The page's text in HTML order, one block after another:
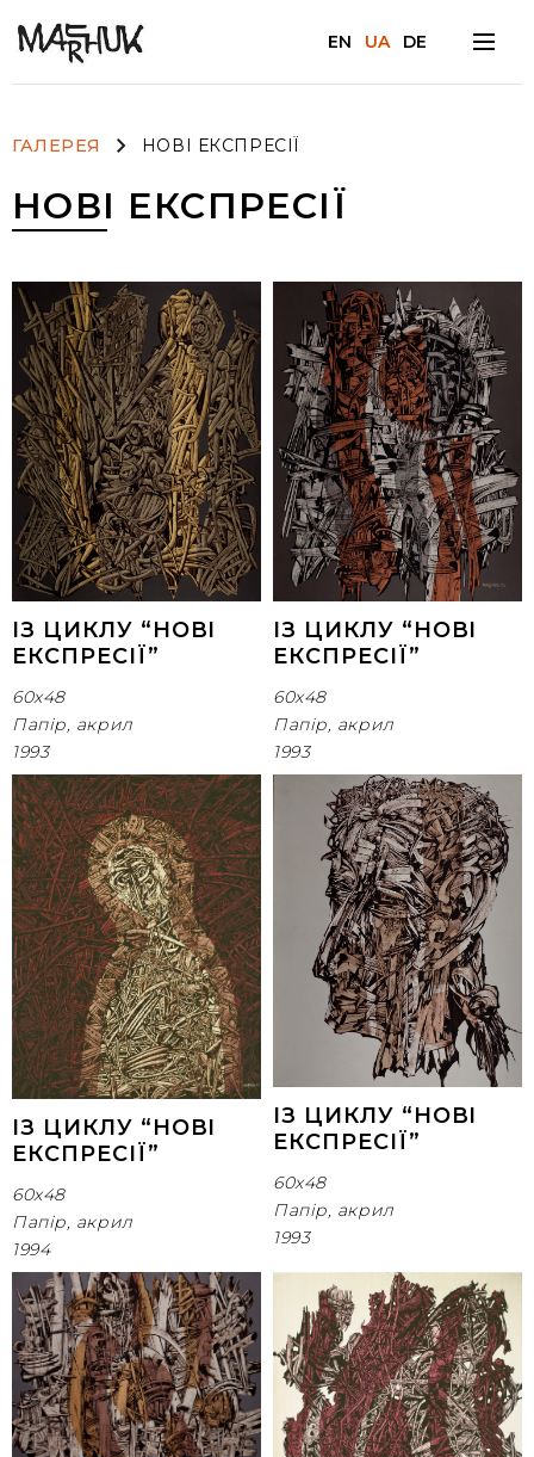
EN UA DE
Facebook
ГАЛЕРЕЯ НОВІ ЕКСПРЕСІЇ
НОВІ ЕКСПРЕСІЇ
ІЗ ЦИКЛУ “НОВІ
ЕКСПРЕСІЇ”
60х48
Папір, акрил
1993
ІЗ ЦИКЛУ “НОВІ
ЕКСПРЕСІЇ”
60х48
Папір, акрил
1993
ІЗ ЦИКЛУ “НОВІ
ЕКСПРЕСІЇ”
60х48
Папір, акрил
1994
ІЗ ЦИКЛУ “НОВІ
ЕКСПРЕСІЇ”
60х48
Папір, акрил
1993